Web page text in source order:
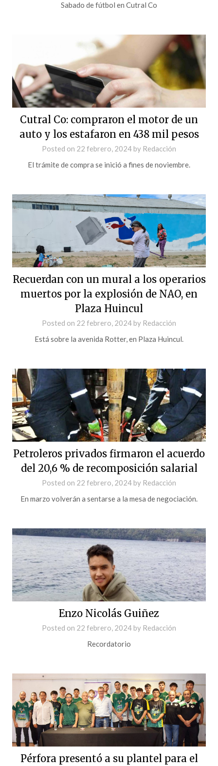
Sabado de fútbol en Cutral Co
Cutral Co: compraron el motor de un
auto y los estafaron en 438 mil pesos
Posted on 22 febrero, 2024by Redacción
El trámite de compra se inició a fines de noviembre.
Recuerdan con un mural a los operarios
muertos por la explosión de NAO, en
Plaza Huincul
Posted on 22 febrero, 2024by Redacción
Está sobre la avenida Rotter, en Plaza Huincul.
Petroleros privados firmaron el acuerdo
del 20,6 % de recomposición salarial
Posted on 22 febrero, 2024by Redacción
En marzo volverán a sentarse a la mesa de negociación.
Enzo Nicolás Guiñez
Posted on 22 febrero, 2024by Redacción
Recordatorio
Pérfora presentó a su plantel para el